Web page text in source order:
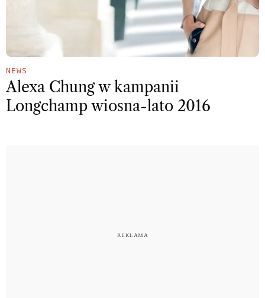
NEWS
Alexa Chung w kampanii
Longchamp wiosna-lato 2016